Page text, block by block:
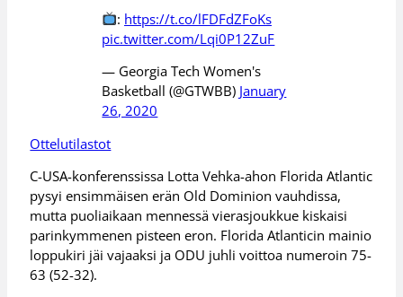
: https://t.co/lFDFdZFoKs
pic.twitter.com/Lqi0P12ZuF
— Georgia Tech Women's
Basketball (@GTWBB) January
26, 2020
Ottelutilastot
C-USA-konferenssissa Lotta Vehka-ahon Florida Atlantic
pysyi ensimmäisen erän Old Dominion vauhdissa,
mutta puoliaikaan mennessä vierasjoukkue kiskaisi
parinkymmenen pisteen eron. Florida Atlanticin mainio
loppukiri jäi vajaaksi ja ODU juhli voittoa numeroin 75-
63 (52-32).